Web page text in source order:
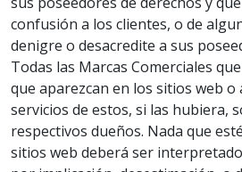
confusión a los clientes, o de
denigre o desacredite a sus
Todas las Marcas Comerciales
que aparezcan en los sitios web o
servicios de estos, si las hubiera,
respectivos dueños. Nada que
sitios web deberá ser